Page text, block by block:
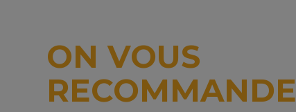
ON VOUS
RECOMMANDE